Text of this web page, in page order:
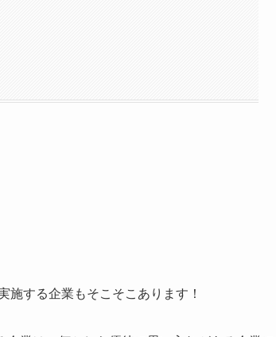
する企業もそこそこあります！